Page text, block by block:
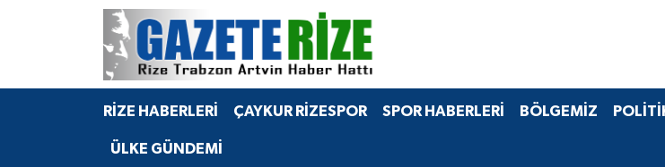
RİZE HABERLERİ ÇAYKUR RİZESPOR SPOR HABERLERİ BÖLGEMİZ
ÜLKE GÜNDEMİ
BÖLGEMİZ
Merkez Nöbetçi Eczaneler
Merkez Hava Durumu
Merkez Trafik Yoğunluk Haritası